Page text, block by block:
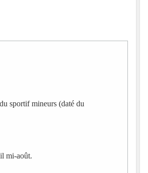
sportif mineurs (daté du
mi-août.